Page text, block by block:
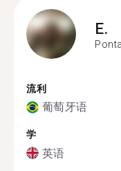
E.
流利
葡萄牙语
学
英语